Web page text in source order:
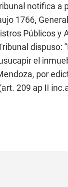
notifica
1766,
Públicos y
dispuso:
el
por
209 ap II